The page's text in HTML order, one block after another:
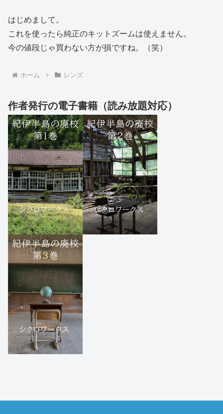
はじめまして。
これを使ったら純正のキットズームは使えません。
今の値段じゃ買わない方が損ですね。（笑）
ホーム レンズ
作者発行の電子書籍（読み放題対応）